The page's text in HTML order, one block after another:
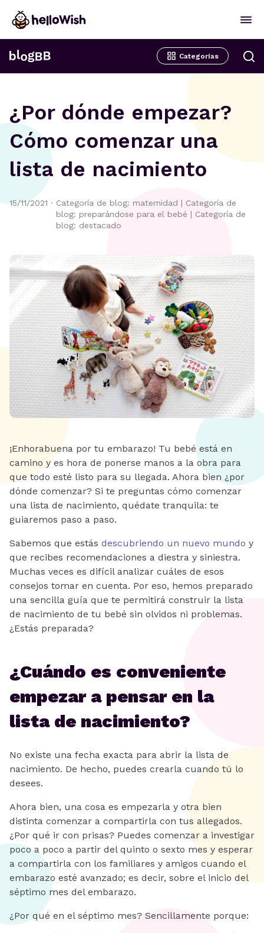
Categorías
¿Por dónde empezar?
Cómo comenzar una
lista de nacimiento
15/11/2021 · Categoría de blog: maternidad | Categoría de
blog: preparándose para el bebé | Categoría de
blog: destacado
¡Enhorabuena por tu embarazo! Tu bebé está en
camino y es hora de ponerse manos a la obra para
que todo esté listo para su llegada. Ahora bien ¿por
dónde comenzar? Si te preguntas cómo comenzar
una lista de nacimiento, quédate tranquila: te
guiaremos paso a paso.
Sabemos que estás descubriendo un nuevo mundo y
que recibes recomendaciones a diestra y siniestra.
Muchas veces es difícil analizar cuáles de esos
consejos tomar en cuenta. Por eso, hemos preparado
una sencilla guía que te permitirá construir la lista
de nacimiento de tu bebé sin olvidos ni problemas.
¿Estás preparada?
¿Cuándo es conveniente
empezar a pensar en la
lista de nacimiento?
No existe una fecha exacta para abrir la lista de
nacimiento. De hecho, puedes crearla cuando tú lo
desees.
Ahora bien, una cosa es empezarla y otra bien
distinta comenzar a compartirla con tus allegados.
¿Por qué ir con prisas? Puedes comenzar a investigar
poco a poco a partir del quinto o sexto mes y esperar
a compartirla con los familiares y amigos cuando el
embarazo esté avanzado; es decir, sobre el inicio del
séptimo mes del embarazo.
¿Por qué en el séptimo mes? Sencillamente porque: